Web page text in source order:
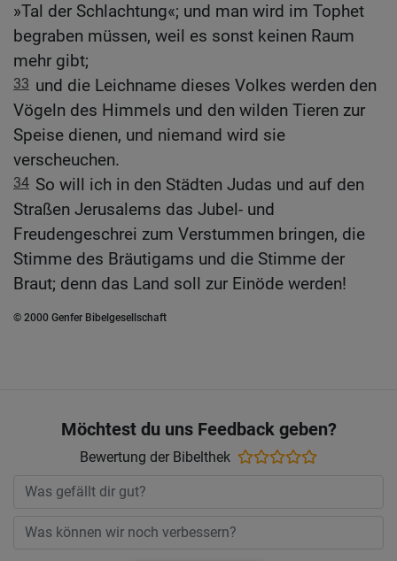
»Tal der Schlachtung«; und man wird im Tophet
begraben müssen, weil es sonst keinen Raum
mehr gibt;
33 und die Leichname dieses Volkes werden den
Vögeln des Himmels und den wilden Tieren zur
Speise dienen, und niemand wird sie
verscheuchen.
34 So will ich in den Städten Judas und auf den
Straßen Jerusalems das Jubel- und
Freudengeschrei zum Verstummen bringen, die
Stimme des Bräutigams und die Stimme der
Braut; denn das Land soll zur Einöde werden!
© 2000 Genfer Bibelgesellschaft
Möchtest du uns Feedback geben?
Bewertung der Bibelthek